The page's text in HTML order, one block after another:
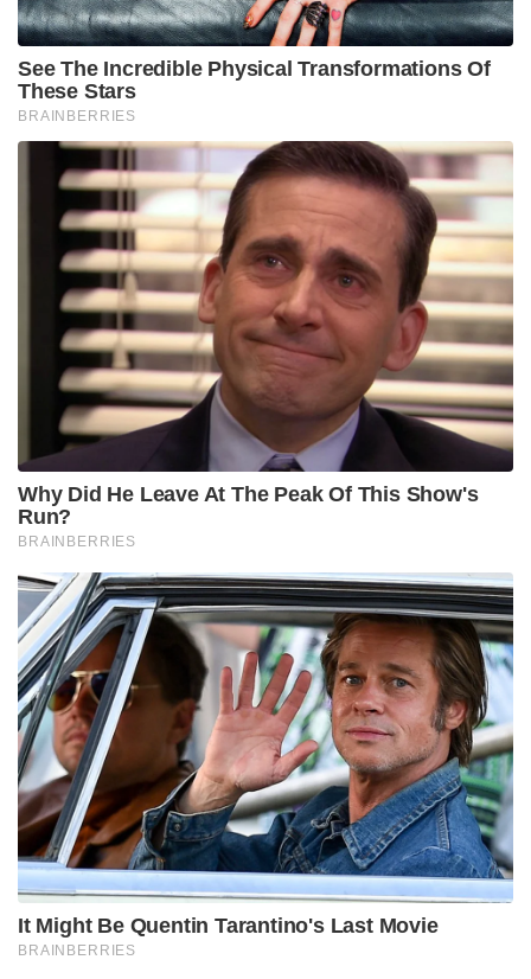
See The Incredible Physical Transformations Of
These Stars
BRAINBERRIES
Why Did He Leave At The Peak Of This Show's
Run?
BRAINBERRIES
It Might Be Quentin Tarantino's Last Movie
BRAINBERRIES